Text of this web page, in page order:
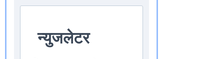
न्युजलेटर